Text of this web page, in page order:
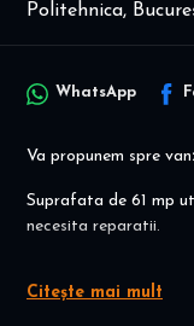
Politehnica,
WhatsApp
Va propunem spre
Suprafata de 61 mp
necesita reparatii.
Citește mai mult